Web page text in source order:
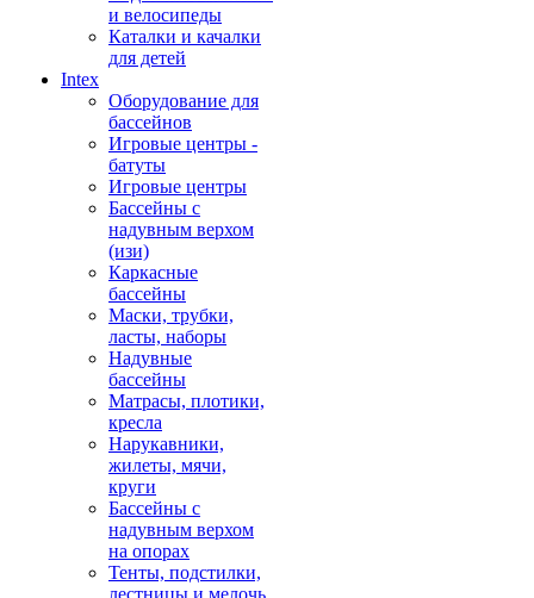
и велосипеды
Каталки и качалки
для детей
Intex
Оборудование для
бассейнов
Игровые центры -
батуты
Игровые центры
Бассейны с
надувным верхом
(изи)
Каркасные
бассейны
Маски, трубки,
ласты, наборы
Надувные
бассейны
Матрасы, плотики,
кресла
Нарукавники,
жилеты, мячи,
круги
Бассейны с
надувным верхом
на опорах
Тенты, подстилки,
лестницы и мелочь